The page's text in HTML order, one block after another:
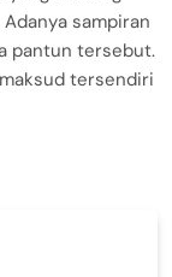
sampiran
pantun tersebut.
tersendiri